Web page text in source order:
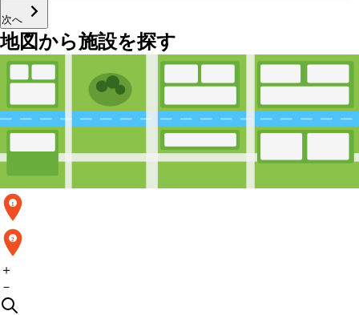
次へ
地図から施設を探す
1
2
＋
－